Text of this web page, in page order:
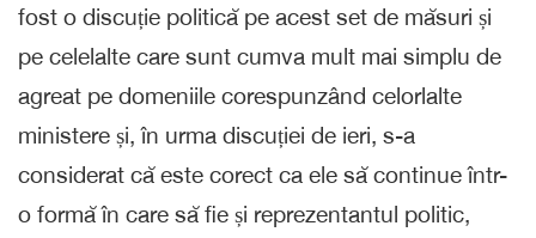
fost o discuție politică pe acest set de măsuri și
pe celelalte care sunt cumva mult mai simplu de
agreat pe domeniile corespunzând celorlalte
ministere și, în urma discuției de ieri, s-a
considerat că este corect ca ele să continue într-
o formă în care să fie și reprezentantul politic,